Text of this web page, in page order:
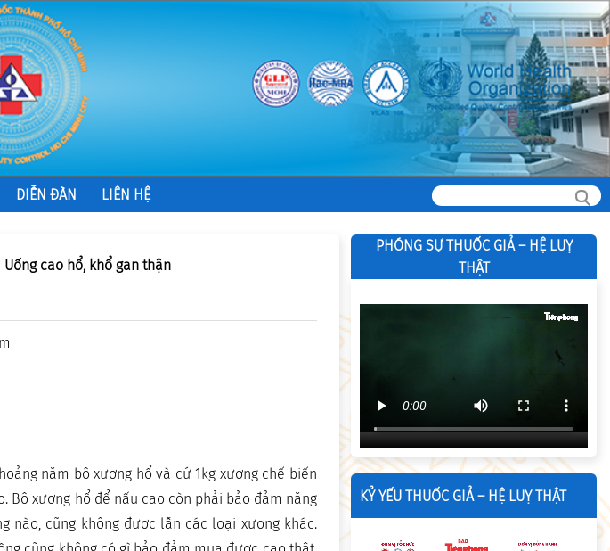
DIỄN ĐÀN LIÊN HỆ
Uống cao hổ, khổ gan thận
năm bộ xương hổ và cứ 1kg xương chế biến
Bộ xương hổ để nấu cao còn phải bảo đảm nặng
nào, cũng không được lẫn các loại xương khác.
PHÓNG SỰ THUỐC GIẢ – HỆ LUỴ
THẬT
KỶ YẾU THUỐC GIẢ – HỆ LUỴ THẬT